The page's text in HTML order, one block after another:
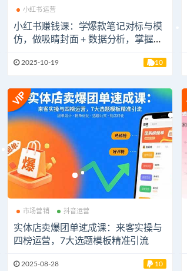
小红书运营
小红书赚钱课：学爆款笔记对标与模
仿，做吸睛封面 + 数据分析，掌握变
2025-10-19 10
市场营销 抖音运营
实体店卖爆团单速成课：来客实操与
四榜运营，7大选题模板精准引流
2025-08-28 10